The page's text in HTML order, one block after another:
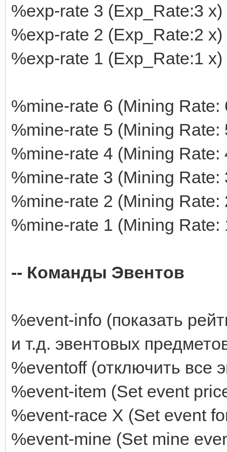
%exp-rate 3 (Exp_Rate:3 x)
%exp-rate 2 (Exp_Rate:2 x)
%exp-rate 1 (Exp_Rate:1 x)
%mine-rate 6 (Mining Rate:
%mine-rate 5 (Mining Rate:
%mine-rate 4 (Mining Rate:
%mine-rate 3 (Mining Rate:
%mine-rate 2 (Mining Rate:
%mine-rate 1 (Mining Rate:
-- Команды Эвентов
%event-info (показать
и т.д. эвентовых
%eventoff (отключить все
%event-item (Set event
%event-race X (Set event
%event-mine (Set mine